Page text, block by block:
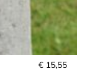
€ 15,55